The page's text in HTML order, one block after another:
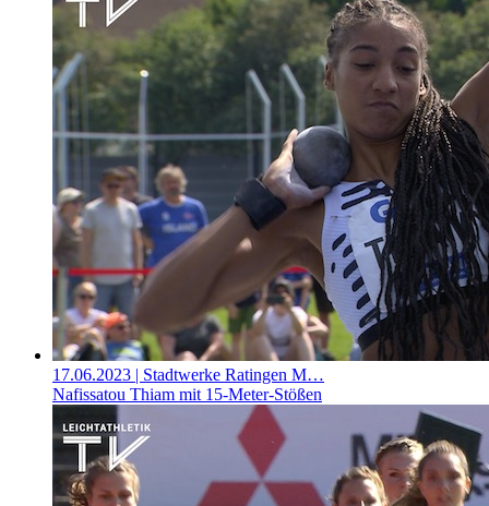
17.06.2023 | Stadtwerke Ratingen M…
Nafissatou Thiam mit 15-Meter-Stößen